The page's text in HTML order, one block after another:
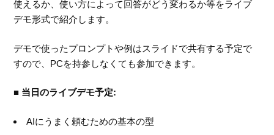
使えるか、使い方によって回答がどう変わるか等をライブ
デモ形式で紹介します。
デモで使ったプロンプトや例はスライドで共有する予定で
すので、PCを持参しなくても参加できます。
■ 当日のライブデモ予定:
AIにうまく頼むための基本の型